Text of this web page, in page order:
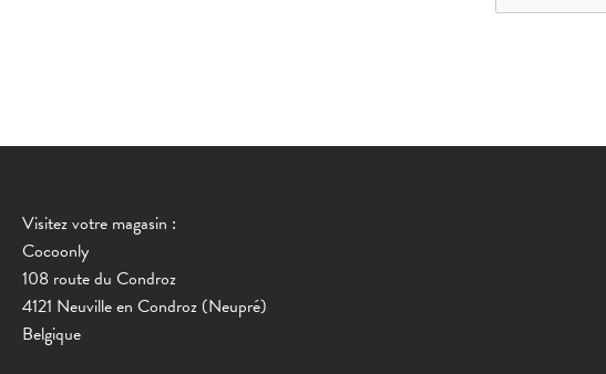
Visitez votre magasin :
Cocoonly
108 route du Condroz
4121 Neuville en Condroz (Neupré)
Belgique